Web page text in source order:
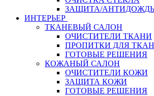
ЗАЩИТА/АНТИДОЖДЬ
ИНТЕРЬЕР
ТКАНЕВЫЙ САЛОН
ОЧИСТИТЕЛИ ТКАНИ
ПРОПИТКИ ДЛЯ
ГОТОВЫЕ РЕШЕНИЯ
КОЖАНЫЙ САЛОН
ОЧИСТИТЕЛИ КОЖИ
ЗАЩИТА КОЖИ
ГОТОВЫЕ РЕШЕНИЯ